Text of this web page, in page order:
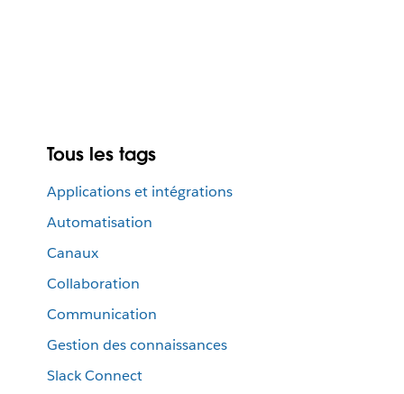
Tous les tags
Applications et intégrations
Automatisation
Canaux
Collaboration
Communication
Gestion des connaissances
Slack Connect